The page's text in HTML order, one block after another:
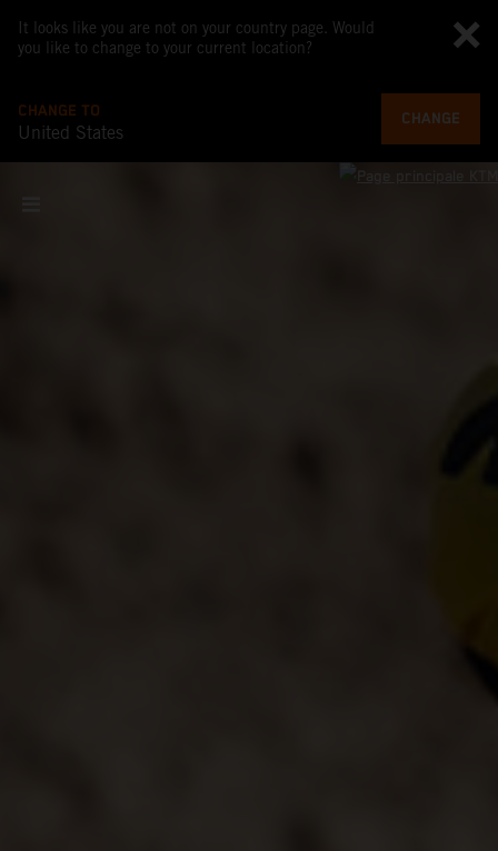
It looks like you are not on your country page. Would
you like to change to your current location?
CHANGE TO
United States
CHANGE